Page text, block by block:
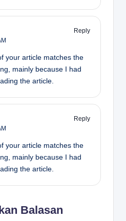
Reply
your article matches the
mainly because I had
the article.
Reply
your article matches the
mainly because I had
the article.
Balasan